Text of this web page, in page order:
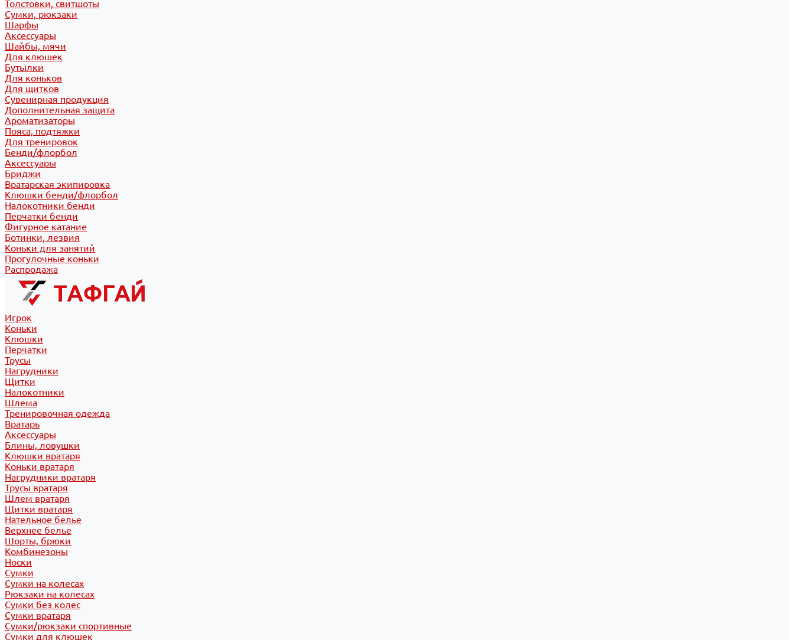
Толстовки, свитшоты
Сумки, рюкзаки
Шарфы
Аксессуары
Шайбы, мячи
Для клюшек
Бутылки
Для коньков
Для щитков
Сувенирная продукция
Дополнительная защита
Ароматизаторы
Пояса, подтяжки
Для тренировок
Бенди/флорбол
Аксессуары
Бриджи
Вратарская экипировка
Клюшки бенди/флорбол
Налокотники бенди
Перчатки бенди
Фигурное катание
Ботинки, лезвия
Коньки для занятий
Прогулочные коньки
Распродажа
Игрок
Коньки
Клюшки
Перчатки
Трусы
Нагрудники
Щитки
Налокотники
Шлема
Тренировочная одежда
Вратарь
Аксессуары
Блины, ловушки
Клюшки вратаря
Коньки вратаря
Нагрудники вратаря
Трусы вратаря
Шлем вратаря
Щитки вратаря
Нательное белье
Верхнее белье
Шорты, брюки
Комбинезоны
Носки
Сумки
Сумки на колесах
Рюкзаки на колесах
Сумки без колес
Сумки вратаря
Сумки/рюкзаки спортивные
Сумки для клюшек